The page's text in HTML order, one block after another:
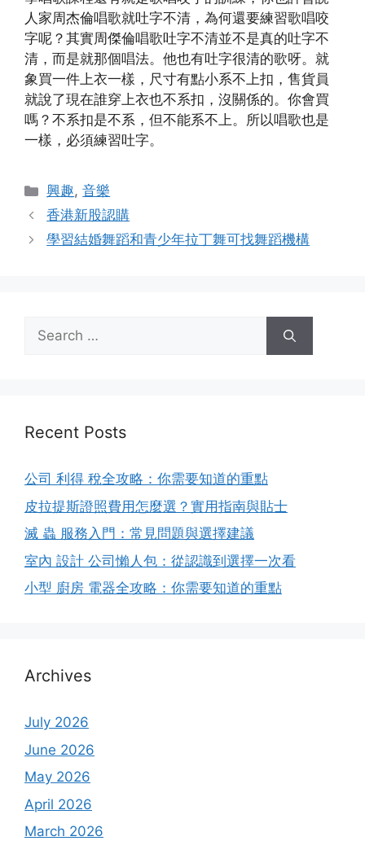
人家周杰倫唱歌就吐字不清，為何還要練習歌唱咬
字呢？其實周傑倫唱歌吐字不清並不是真的吐字不
清，而是就那個唱法。他也有吐字很清的歌呀。就
象買一件上衣一樣，尺寸有點小系不上扣，售貨員
就說了現在誰穿上衣也不系扣，沒關係的。你會買
嗎？不系扣是不系，但不能系不上。所以唱歌也是
一樣，必須練習吐字。
Categories
興趣,音樂
香港新股認購
學習結婚舞蹈和青少年拉丁舞可找舞蹈機構
Search
for:
Recent Posts
公司 利得 稅全攻略：你需要知道的重點
皮拉提斯證照費用怎麼選？實用指南與貼士
滅 蟲 服務入門：常見問題與選擇建議
室內 設計 公司懶人包：從認識到選擇一次看
小型 廚房 電器全攻略：你需要知道的重點
Archives
July 2026
June 2026
May 2026
April 2026
March 2026